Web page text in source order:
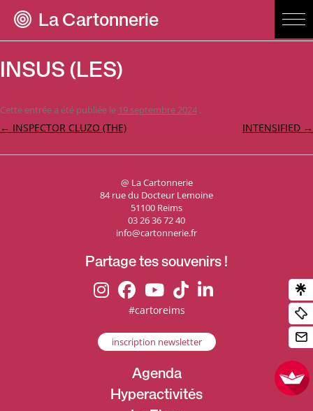
La Cartonnerie
INSUS (LES)
Cette entrée a été publiée le 19 septembre 2024 .
Navigation
← INSPECTOR CLUZO (THE) INTENSIFIED →
@ La Cartonnerie
84 rue du Docteur Lemoine
51100 Reims
03 26 36 72 40
info@cartonnerie.fr
Partage tes souvenirs !
#cartoreims
inscription newsletter
Agenda
Hyperactivités